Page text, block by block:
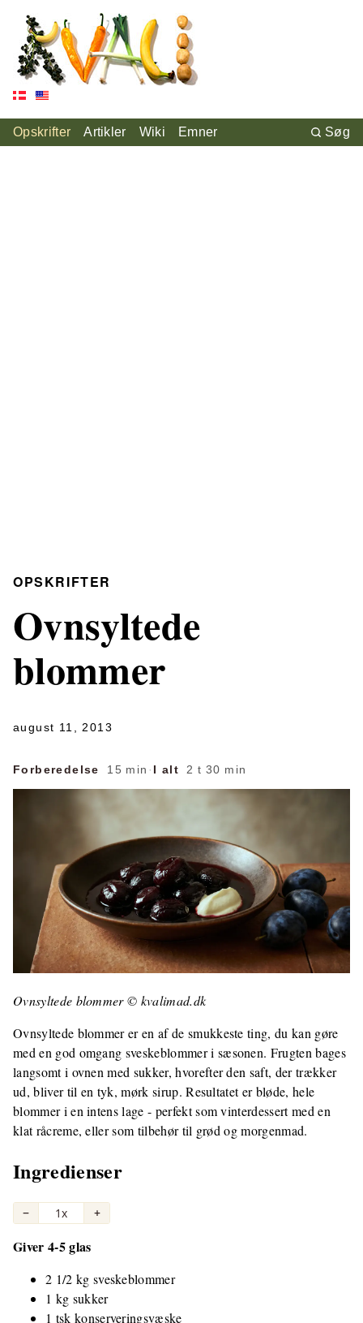
Opskrifter Artikler Wiki Emner Søg
OPSKRIFTER
Ovnsyltede
blommer
august 11, 2013
Forberedelse 15 min · I alt 2 t 30 min
Ovnsyltede blommer © kvalimad.dk
Ovnsyltede blommer er en af de smukkeste ting, du kan gøre
med en god omgang sveskeblommer i sæsonen. Frugten bages
langsomt i ovnen med sukker, hvorefter den saft, der trækker
ud, bliver til en tyk, mørk sirup. Resultatet er bløde, hele
blommer i en intens lage - perfekt som vinterdessert med en
klat råcreme, eller som tilbehør til grød og morgenmad.
Ingredienser
− 1x +
Giver 4-5 glas
2 1/2 kg sveskeblommer
1 kg sukker
1 tsk konserveringsvæske